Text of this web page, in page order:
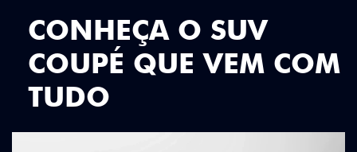
CONHEÇA O SUV
COUPÉ QUE VEM COM
TUDO